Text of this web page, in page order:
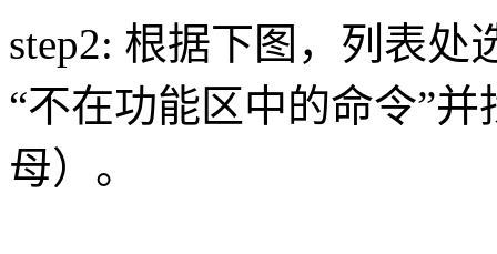
step2: 根据下图，列表处
“不在功能区中的命令”
母）。